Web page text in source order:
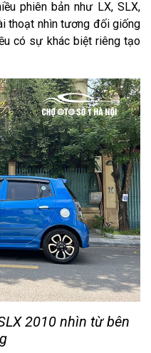
phiên bản như LX, SLX,
thoạt nhìn tương đối giống
có sự khác biệt riêng tạo
2010 nhìn từ bên